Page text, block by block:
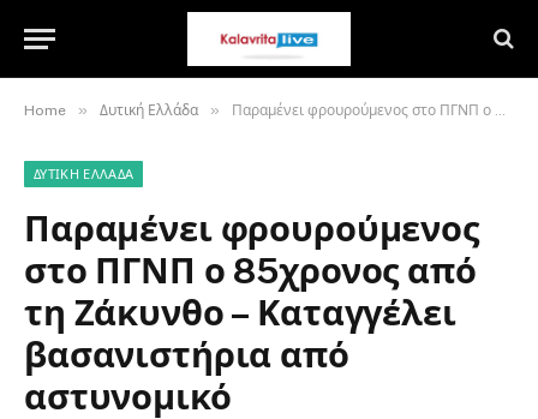
Home » Δυτική Ελλάδα » Παραμένει φρουρούμενος στο ΠΓΝΠ ο 85χρονος από τη Ζάκυνθο – Καταγγέλει βασανιστήρια από αστυνομικό
ΔΥΤΙΚΉ ΕΛΛΆΔΑ
Παραμένει φρουρούμενος
στο ΠΓΝΠ ο 85χρονος από
τη Ζάκυνθο – Καταγγέλει
βασανιστήρια από
αστυνομικό